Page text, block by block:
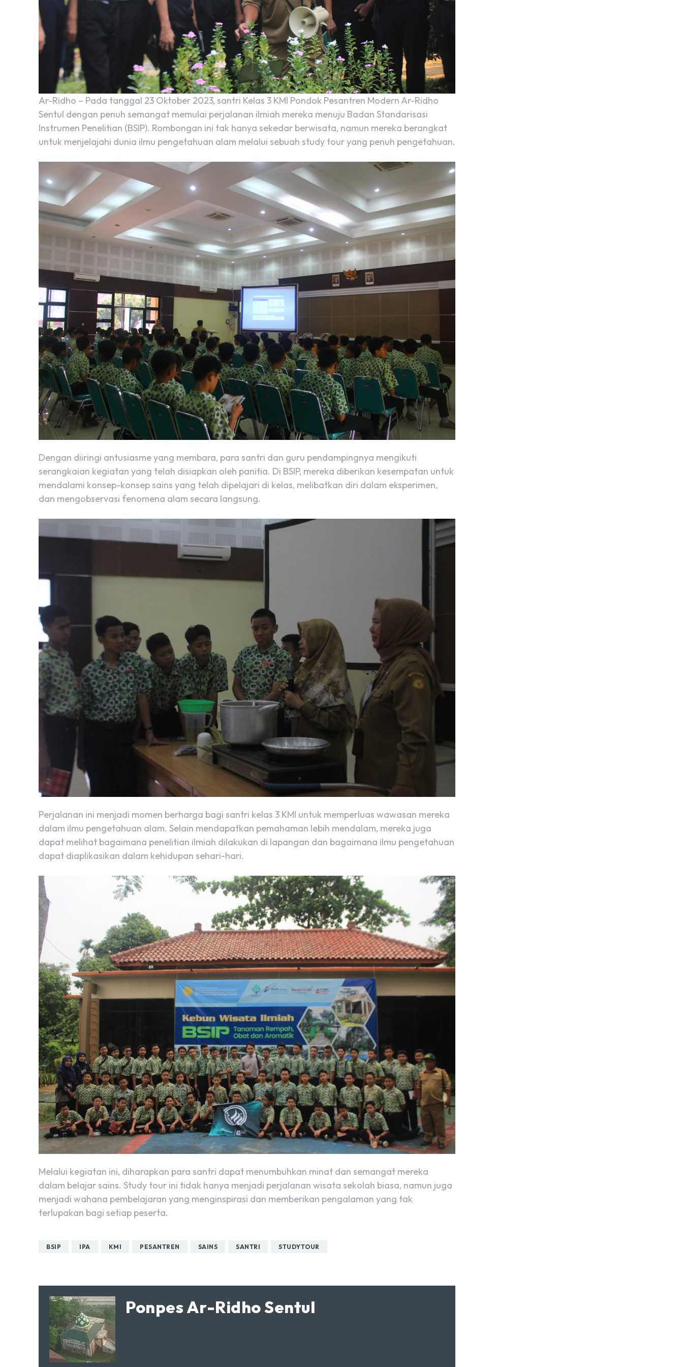
Ar-Ridho – Pada tanggal 23 Oktober 2023, santri Kelas 3 KMI Pondok Pesantren Modern Ar-Ridho
Sentul dengan penuh semangat memulai perjalanan ilmiah mereka menuju Badan Standarisasi
Instrumen Penelitian (BSIP). Rombongan ini tak hanya sekedar berwisata, namun mereka berangkat
untuk menjelajahi dunia ilmu pengetahuan alam melalui sebuah study tour yang penuh pengetahuan.
Dengan diiringi antusiasme yang membara, para santri dan guru pendampingnya mengikuti
serangkaian kegiatan yang telah disiapkan oleh panitia. Di BSIP, mereka diberikan kesempatan untuk
mendalami konsep-konsep sains yang telah dipelajari di kelas, melibatkan diri dalam eksperimen,
dan mengobservasi fenomena alam secara langsung.
Perjalanan ini menjadi momen berharga bagi santri kelas 3 KMI untuk memperluas wawasan mereka
dalam ilmu pengetahuan alam. Selain mendapatkan pemahaman lebih mendalam, mereka juga
dapat melihat bagaimana penelitian ilmiah dilakukan di lapangan dan bagaimana ilmu pengetahuan
dapat diaplikasikan dalam kehidupan sehari-hari.
Melalui kegiatan ini, diharapkan para santri dapat menumbuhkan minat dan semangat mereka
dalam belajar sains. Study tour ini tidak hanya menjadi perjalanan wisata sekolah biasa, namun juga
menjadi wahana pembelajaran yang menginspirasi dan memberikan pengalaman yang tak
terlupakan bagi setiap peserta.
BSIP IPA KMI PESANTREN SAINS SANTRI STUDYTOUR
Ponpes Ar-Ridho Sentul